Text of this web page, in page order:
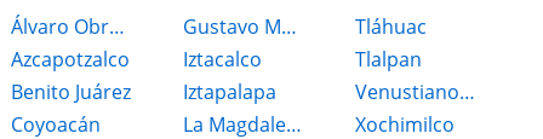
Álvaro Obregón
Azcapotzalco
Benito Juárez
Coyoacán
Gustavo Madero
Iztacalco
Iztapalapa
La Magdalena Contreras
Tláhuac
Tlalpan
Venustiano Carranza
Xochimilco